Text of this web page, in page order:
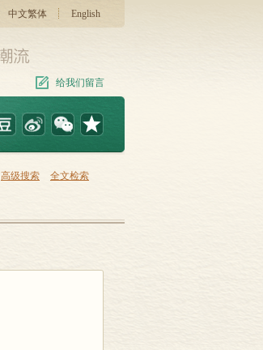
中文繁体 English
给我们留言
高级搜索 全文检索